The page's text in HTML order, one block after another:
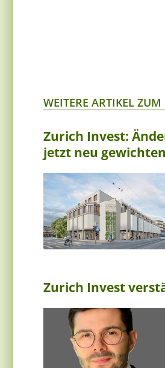
WEITERE ARTIKEL
Zurich Invest:
jetzt neu
Zurich Invest